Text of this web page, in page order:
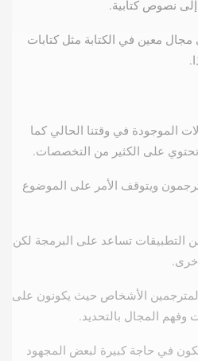
نصوص كتابية.
معين في الكتابة مثل كتابات
الموجودة في وقتنا الحالي كما
على الكثير من التخصصات.
ويتوقف الأمر على الموضوع
التطبيقات تساعد على البرمجة لكن
المترجمين الأشخاص حيث يكونون على
وفهم المجال بالتحديد.
في حاجة كبيرة لبعض المجهود